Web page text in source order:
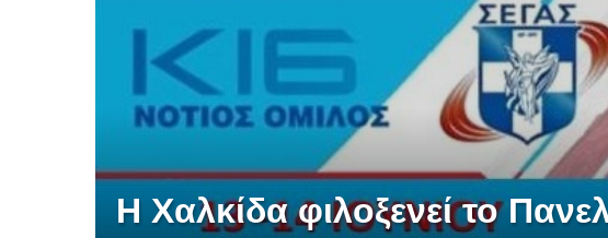
Η Χαλκίδα φιλοξενεί το